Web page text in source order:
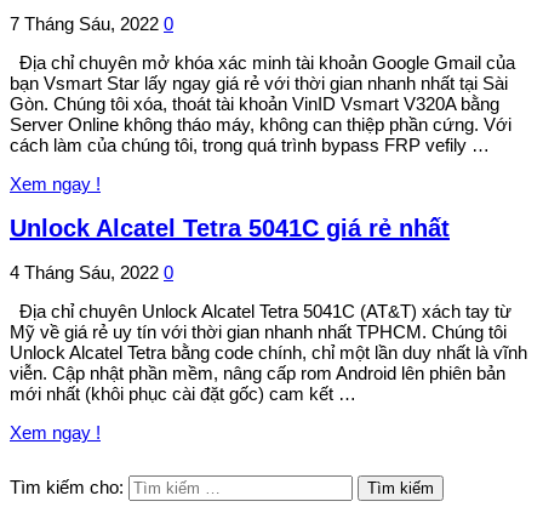
7 Tháng Sáu, 2022 0
Địa chỉ chuyên mở khóa xác minh tài khoản Google Gmail của
bạn Vsmart Star lấy ngay giá rẻ với thời gian nhanh nhất tại Sài
Gòn. Chúng tôi xóa, thoát tài khoản VinID Vsmart V320A bằng
Server Online không tháo máy, không can thiệp phần cứng. Với
cách làm của chúng tôi, trong quá trình bypass FRP vefily …
Xem ngay !
Unlock Alcatel Tetra 5041C giá rẻ nhất
4 Tháng Sáu, 2022 0
Địa chỉ chuyên Unlock Alcatel Tetra 5041C (AT&T) xách tay từ
Mỹ về giá rẻ uy tín với thời gian nhanh nhất TPHCM. Chúng tôi
Unlock Alcatel Tetra bằng code chính, chỉ một lần duy nhất là vĩnh
viễn. Cập nhật phần mềm, nâng cấp rom Android lên phiên bản
mới nhất (khôi phục cài đặt gốc) cam kết …
Xem ngay !
Tìm kiếm cho: